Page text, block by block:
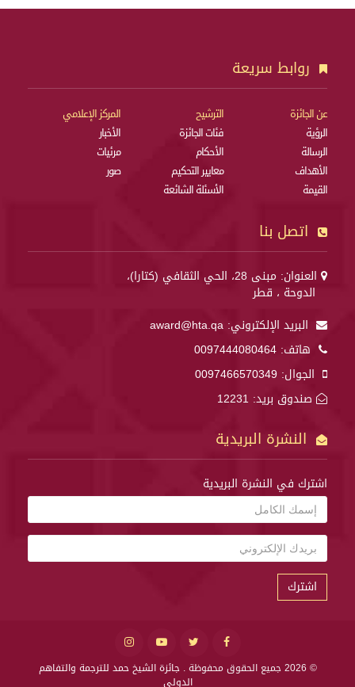
روابط سريعة
عن الجائزة
الرؤية
الرسالة
الأهداف
القيمة
الترشيح
فئات الجائزة
الأحكام
معايير التحكيم
الأسئلة الشائعة
المركز الإعلامي
الأخبار
مرئيات
صور
اتصل بنا
العنوان: مبنى 28، الحي الثقافي (كتارا)،
الدوحة ، قطر
البريد الإلكتروني: award@hta.qa
هاتف: 0097444080464
الجوال: 0097466570349
صندوق بريد: 12231
النشرة البريدية
اشترك في النشرة البريدية
اشترك
© 2026 جميع الحقوق محفوظة .
جائزة الشيخ حمد للترجمة والتفاهم
الدولي